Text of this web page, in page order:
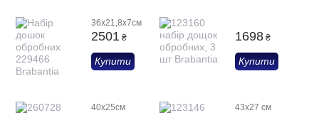
36х21,8х7см
2501 ₴
Купити
1698 ₴
Купити
40х25см 43х27 см